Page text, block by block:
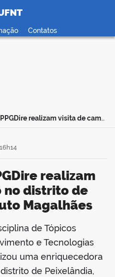
Contatos
Discentes do PPGDire realizam visita de campo no distrito de Peixelândia, Couto Magalhães
no distrito de
Magalhães
de Tópicos
e Tecnologias
uma enriquecedora
de Peixelândia,